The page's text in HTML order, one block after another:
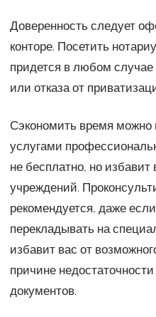
Доверенность следует
конторе. Посетить
придется в любом
или отказа от
Сэкономить время можно
услугами
не бесплатно, но
учреждений.
рекомендуется, даже
перекладывать на
избавит вас от
причине
документов.